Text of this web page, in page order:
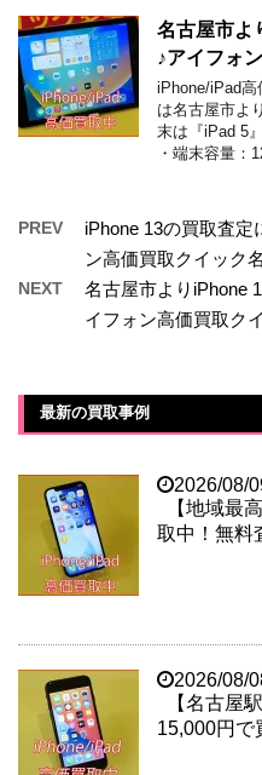
名古屋市よ
♪アイフォ
iPhone/iPad高
は名古屋市よ
末は『iPad 5
・端末容量：
PREV
iPhone 13の買取査
ン高価買取クイック
NEXT
名古屋市よりiPhone
イフォン高価買取ク
最新の買取事例
2026/08/
【地域最
取中！無料
2026/08/
【名古屋
15,000円で